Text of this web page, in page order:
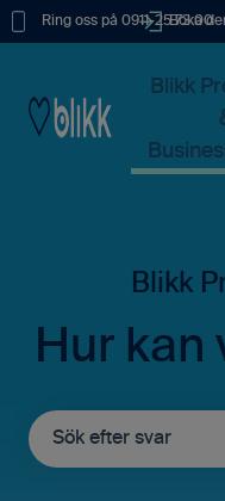
Ring oss på 0911-25 73 00
Boka
Blikk
Hur kan